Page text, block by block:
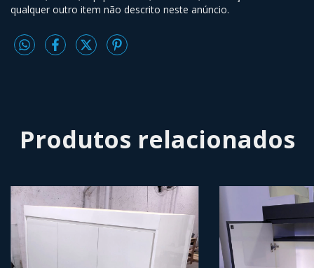
qualquer outro item não descrito neste anúncio.
Produtos relacionados